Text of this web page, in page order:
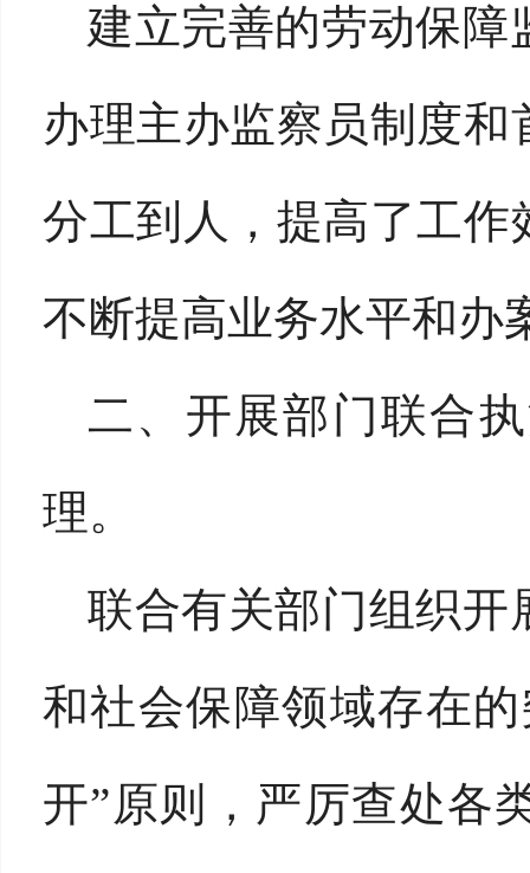
建立完善的劳动保障
办理主办监察员制度
分工到人，提高了工
不断提高业务水平和办
二、开展部门联合
理。
联合有关部门组织开
和社会保障领域存在
开”原则，严厉查处各